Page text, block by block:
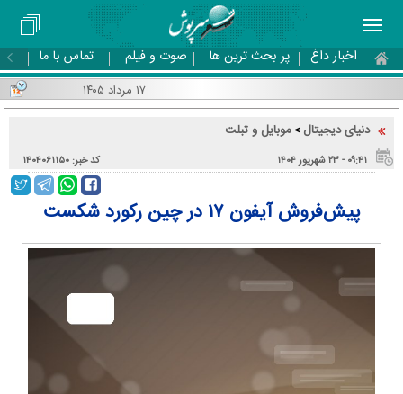
اخبار داغ پر بحث ترین ها صوت و فیلم تماس با ما
۱۷ مرداد ۱۴۰۵
دنیای دیجیتال > موبایل و تبلت
۰۹:۴۱ - ۲۳ شهریور ۱۴۰۴ کد خبر: ۱۴۰۴۰۶۱۱۵۰
پیش‌فروش آیفون ۱۷ در چین رکورد شکست